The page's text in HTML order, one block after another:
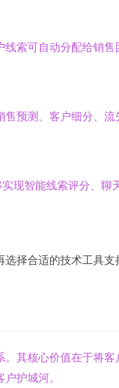
索可自动分配给销
预测、客户细分、
现智能线索评分、聊
择合适的技术工具支
其核心价值在于将
护城河。